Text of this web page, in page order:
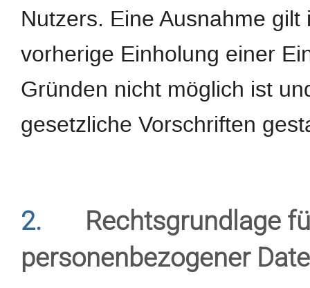
Nutzers. Eine Ausnahme
vorherige Einholung einer
Gründen nicht möglich ist
gesetzliche Vorschriften
2.
Rechtsgrundlage
personenbezogener